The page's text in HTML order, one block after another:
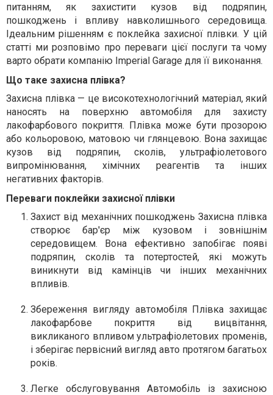
питанням, як захистити кузов від подряпин,
пошкоджень і впливу навколишнього середовища.
Ідеальним рішенням є поклейка захисної плівки. У цій
статті ми розповімо про переваги цієї послуги та чому
варто обрати компанію Imperial Garage для її виконання.
Що таке захисна плівка?
Захисна плівка — це високотехнологічний матеріал, який
наносять на поверхню автомобіля для захисту
лакофарбового покриття. Плівка може бути прозорою
або кольоровою, матовою чи глянцевою. Вона захищає
кузов від подряпин, сколів, ультрафіолетового
випромінювання, хімічних реагентів та інших
негативних факторів.
Переваги поклейки захисної плівки
Захист від механічних пошкоджень Захисна плівка
створює бар'єр між кузовом і зовнішнім
середовищем. Вона ефективно запобігає появі
подряпин, сколів та потертостей, які можуть
виникнути від камінців чи інших механічних
впливів.
Збереження вигляду автомобіляПлівка захищає
лакофарбове покриття від вицвітання,
викликаного впливом ультрафіолетових променів,
і зберігає первісний вигляд авто протягом багатьох
років.
Легке обслуговування Автомобіль із захисною